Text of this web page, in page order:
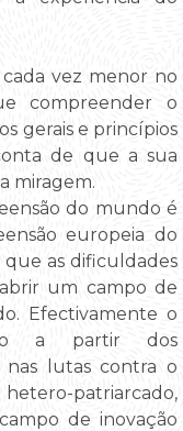
vez menor no
compreender o
gerais e princípios
de que a sua
miragem.
do mundo é
europeia do
as dificuldades
um campo de
Efectivamente o
a partir dos
lutas contra o
patriarcado,
de inovação